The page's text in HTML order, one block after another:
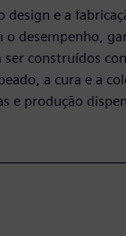
design e a
desempenho,
ser construídos
a cura e a
e produção